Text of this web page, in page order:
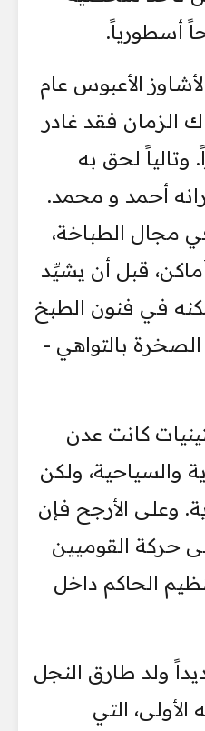
أسطورياً.
الأعبوس عام
ذاك الزمان فقد غادر
وتالياً لحق به
أحمد و محمد.
مجال الطباخة،
قبل أن يشيِّد
في فنون الطبخ
بالتواهي -
كانت عدن
والسياحية، ولكن
وعلى الأرجح فإن
حركة القوميين
الحاكم داخل
ولد طارق النجل
التي